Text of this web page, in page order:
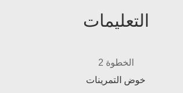
التعليمات
الخطوة 2
خوض التمرينات